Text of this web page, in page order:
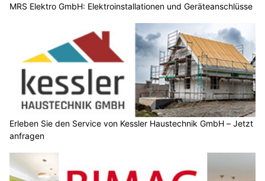
MRS Elektro GmbH: Elektroinstallationen und Geräteanschlüsse
Erleben Sie den Service von Kessler Haustechnik GmbH – Jetzt
anfragen